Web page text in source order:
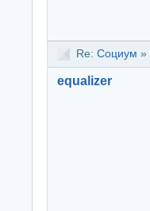
Re: Социум »
equalizer